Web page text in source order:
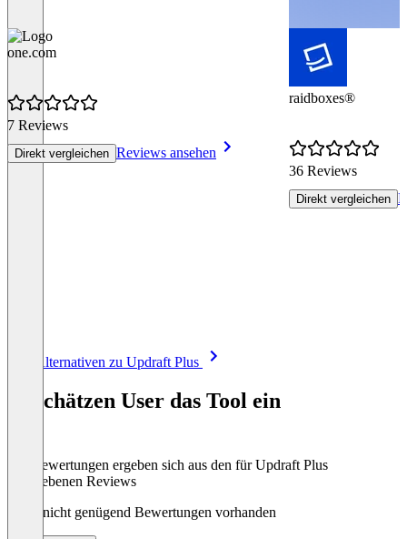
one.com
7 Reviews
Direkt vergleichen Reviews ansehen
raidboxes®
36 Reviews
Direkt vergleichen
Alle Alternativen zu Updraft Plus
So schätzen User das Tool ein
Die Bewertungen ergeben sich aus den für Updraft Plus
abgegebenen Reviews
Noch nicht genügend Bewertungen vorhanden